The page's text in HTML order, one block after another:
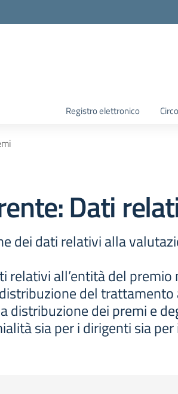
Registro elettronico
Dati
dei dati relativi alla
all’entità del
del
dei premi e
sia per i dirigenti sia